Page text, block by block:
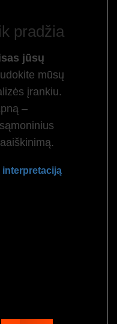
pradžia
jūsų
mūsų
įrankiu.
–
interpretaciją